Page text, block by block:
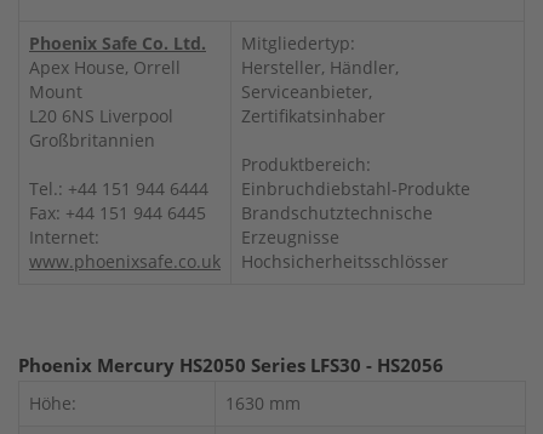
Phoenix Safe Co. Ltd.
Apex House, Orrell
Mount
L20 6NS Liverpool
Großbritannien
Tel.: +44 151 944 6444
Fax: +44 151 944 6445
Internet:
www.phoenixsafe.co.uk
Mitgliedertyp:
Hersteller, Händler,
Serviceanbieter,
Zertifikatsinhaber
Produktbereich:
Einbruchdiebstahl-Produkte
Brandschutztechnische
Erzeugnisse
Hochsicherheitsschlösser
Phoenix Mercury HS2050 Series LFS30 - HS2056
Höhe:
1630 mm